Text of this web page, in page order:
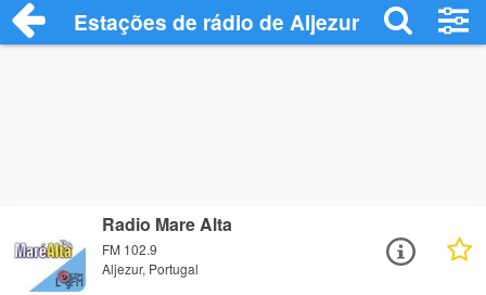
Estações de rádio de Aljezur - Ouça
Radio Mare Alta
FM 102.9
Aljezur, Portugal